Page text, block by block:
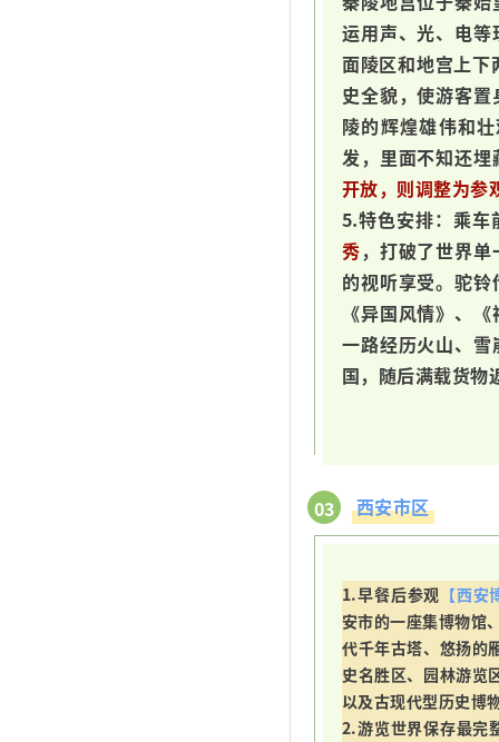
运用声、光、电
面陵区和地宫上
史全貌，使游客
陵的辉煌雄伟和
发，里面不知还
开放，则调整为参
5.特色安排：乘车
秀，打破了世界
的视听享受。驼
《异国风情》、
一路经历火山、
国，随后满载货物
03 西安市区
1.早餐后参观 【西
安市的一座集博物馆
代千年古塔、悠扬的
史名胜区、园林游览
以及古现代型历史博
2.游览世界保存最完